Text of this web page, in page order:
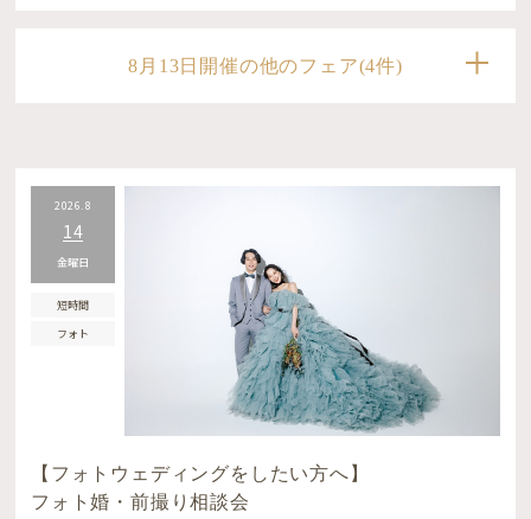
8月13日開催の他のフェア(4件)
2026.8
14
金曜日
短時間
フォト
【フォトウェディングをしたい方へ】
フォト婚・前撮り相談会